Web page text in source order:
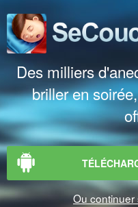
Des milliers
briller en
Ou continuer